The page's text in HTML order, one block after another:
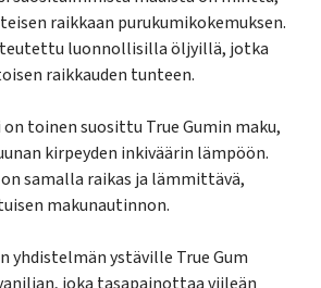
raikkaan purukumikokemuksen.
luonnollisilla öljyillä, jotka
raikkauden tunteen.
toinen suosittu True Gumin maku,
kirpeyden inkiväärin lämpöön.
samalla raikas ja lämmittävä,
makunautinnon.
yhdistelmän ystäville True Gum